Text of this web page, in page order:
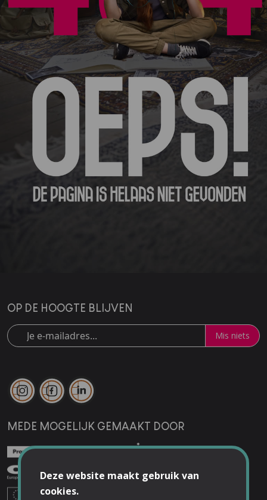
MEDE MOGELIJK GEMAAKT DOOR
OP DE HOOGTE BLIJVEN
Mis niets
Deze website maakt gebruik van
cookies.